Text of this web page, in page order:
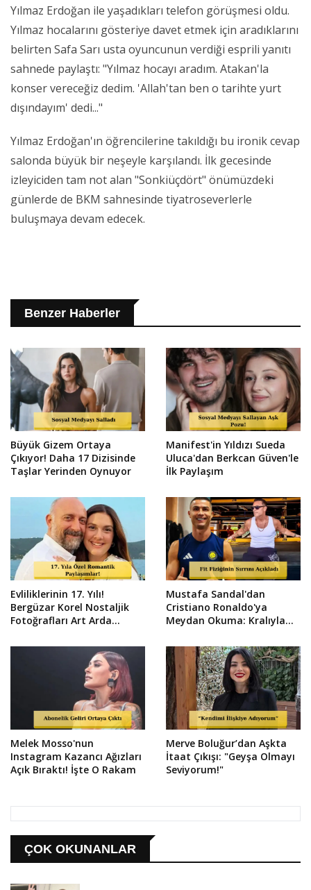
Yılmaz Erdoğan ile yaşadıkları telefon görüşmesi oldu.
Yılmaz hocalarını gösteriye davet etmek için aradıklarını
belirten Safa Sarı usta oyuncunun verdiği esprili yanıtı
sahnede paylaştı: "Yılmaz hocayı aradım. Atakan'la
konser vereceğiz dedim. 'Allah'tan ben o tarihte yurt
dışındayım' dedi..."
Yılmaz Erdoğan'ın öğrencilerine takıldığı bu ironik cevap
salonda büyük bir neşeyle karşılandı. İlk gecesinde
izleyiciden tam not alan "Sonkiüçdört" önümüzdeki
günlerde de BKM sahnesinde tiyatroseverlerle
buluşmaya devam edecek.
Benzer Haberler
Büyük Gizem Ortaya
Çıkıyor! Daha 17 Dizisinde
Taşlar Yerinden Oynuyor
Manifest'in Yıldızı Sueda
Uluca'dan Berkcan Güven'le
İlk Paylaşım
Evliliklerinin 17. Yılı!
Bergüzar Korel Nostaljik
Fotoğrafları Art Arda
Mustafa Sandal'dan
Cristiano Ronaldo'ya
Meydan Okuma: Kralıyla
Melek Mosso'nun
Instagram Kazancı Ağızları
Açık Bıraktı! İşte O Rakam
Merve Boluğur’dan Aşkta
İtaat Çıkışı: "Geyşa Olmayı
Seviyorum!"
ÇOK OKUNANLAR